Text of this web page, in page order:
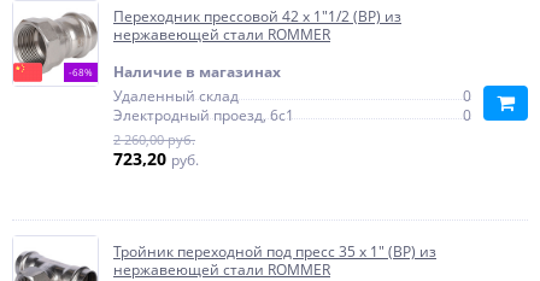
-68%
Переходник прессовой 42 x 1"1/2 (ВР) из
нержавеющей стали ROMMER
Наличие в магазинах
Удаленный склад
0
Электродный проезд, 6с1
0
2 260,00 руб.
723,20 руб.
Тройник переходной под пресс 35 x 1" (ВР) из
нержавеющей стали ROMMER